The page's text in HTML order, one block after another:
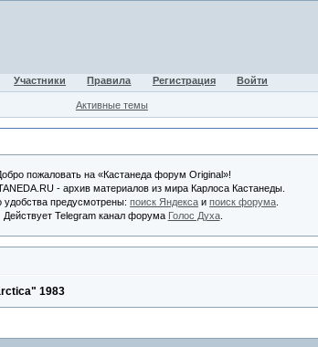
Участники Правила Регистрация Войти
Активные темы
пожаловать на «Кастанеда форум Original»!
- архив материалов из мира Карлоса Кастанеды.
удобства предусмотрены:поиск Яндекса ипоиск форума
Действует Telegram канал форума Голос Духа.
1983